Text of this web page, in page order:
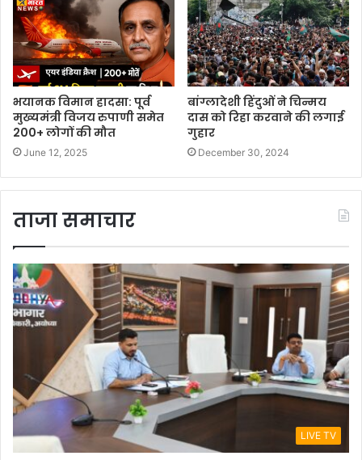
भयानक विमान हादसा: पूर्व
मुख्यमंत्री विजय रुपाणी समेत
200+ लोगों की मौत
June 12, 2025
बांग्लादेशी हिंदुओं ने चिन्मय
दास को रिहा करवाने की लगाई
गुहार
December 30, 2024
ताजा समाचार
LIVE TV